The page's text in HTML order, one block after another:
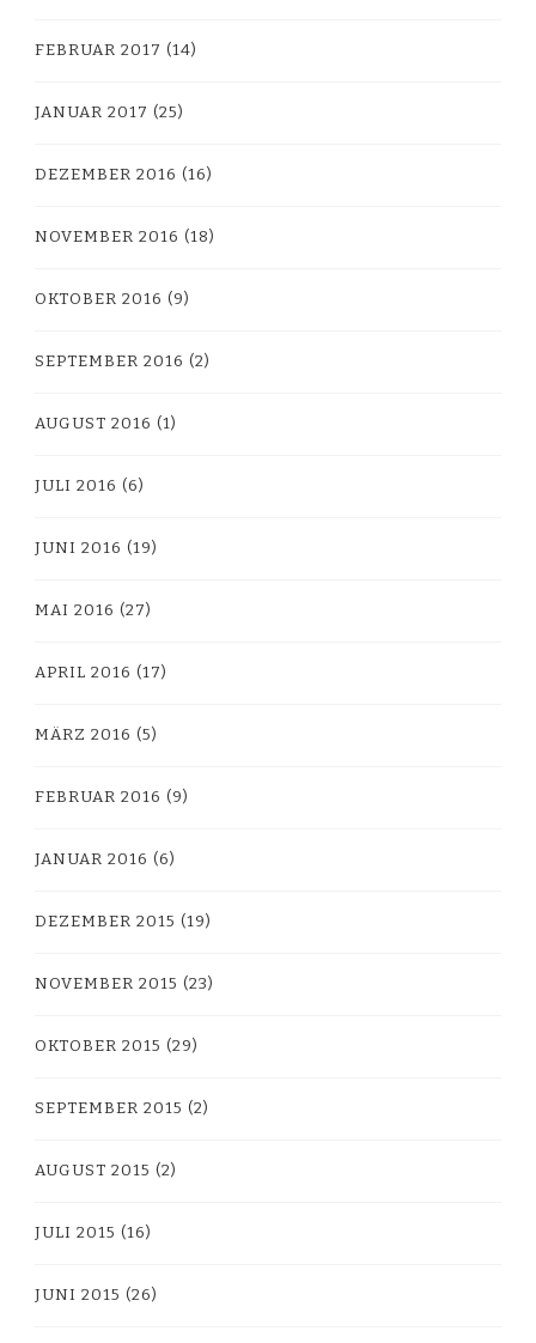
FEBRUAR 2017 (14)
JANUAR 2017 (25)
DEZEMBER 2016 (16)
NOVEMBER 2016 (18)
OKTOBER 2016 (9)
SEPTEMBER 2016 (2)
AUGUST 2016 (1)
JULI 2016 (6)
JUNI 2016 (19)
MAI 2016 (27)
APRIL 2016 (17)
MÄRZ 2016 (5)
FEBRUAR 2016 (9)
JANUAR 2016 (6)
DEZEMBER 2015 (19)
NOVEMBER 2015 (23)
OKTOBER 2015 (29)
SEPTEMBER 2015 (2)
AUGUST 2015 (2)
JULI 2015 (16)
JUNI 2015 (26)